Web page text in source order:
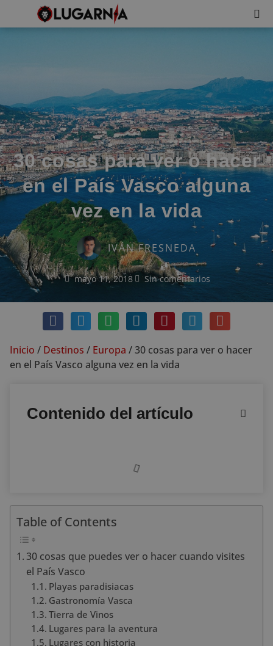
30 cosas para ver o hacer
en el País Vasco alguna
vez en la vida
IVÁN FRESNEDA
mayo 11, 2018 Sin comentarios
Inicio / Destinos / Europa /30 cosas para ver o hacer
en el País Vasco alguna vez en la vida
Contenido del artículo
Table of Contents
30 cosas que puedes ver o hacer cuando visites
el País Vasco
Playas paradisiacas
Gastronomía Vasca
Tierra de Vinos
Lugares para la aventura
Lugares con historia